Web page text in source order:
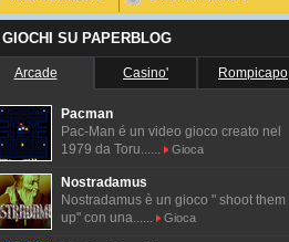
I GIOCHI SU PAPERBLOG
Arcade Casino' Rompicapo
Pacman
Pac-Man é un video gioco creato nel
1979 da Toru......
Gioca
Nostradamus
Nostradamus è un gioco " shoot them
up" con una......
Gioca